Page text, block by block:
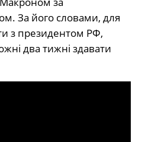
За його словами, для
з президентом РФ,
два тижні здавати